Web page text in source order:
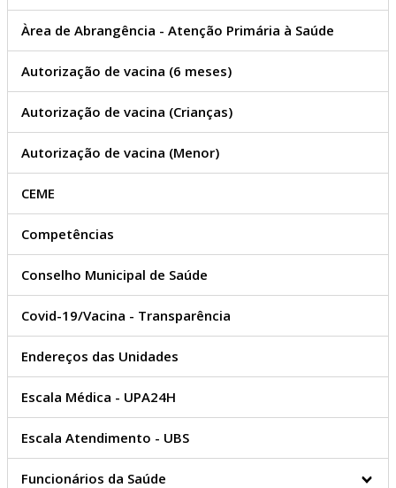
Medicamentos
Especializados (Alto Custo)
CEME
Relatório de Atendimentos
Ouvidoria Saúde
Conselho Municipal de
Saúde
Apresentação e Contato
Plano de Imunização (Covid-
Notícias - Saúde
Relatório Anual (RAG)
Vigilância Sanitária
Protocolo de Ações
Planejamento Familiar
Competências
Secretaria da Mulher
Competências
Oficinas
Trânsito, Transporte e
Àrea de Abrangência - Atenção Primária à Saúde
Autorização de vacina (6 meses)
Autorização de vacina (Crianças)
Autorização de vacina (Menor)
CEME
Competências
Conselho Municipal de Saúde
Covid-19/Vacina - Transparência
Endereços das Unidades
Escala Médica - UPA24H
Escala Atendimento - UBS
Funcionários da Saúde